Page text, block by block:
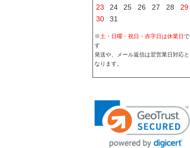
23
24 25 26 27 28
29
30
31
※土・日曜・祝日・赤字日は休業日で
す
発送や、メール返信は翌営業日対応と
なります。